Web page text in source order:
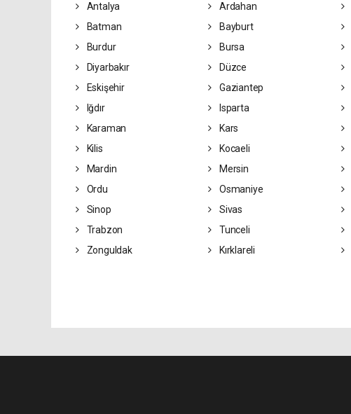
Antalya
Ardahan
Batman
Bayburt
Burdur
Bursa
Diyarbakır
Düzce
Eskişehir
Gaziantep
Iğdır
Isparta
Karaman
Kars
Kilis
Kocaeli
Mardin
Mersin
Ordu
Osmaniye
Sinop
Sivas
Trabzon
Tunceli
Zonguldak
Kırklareli